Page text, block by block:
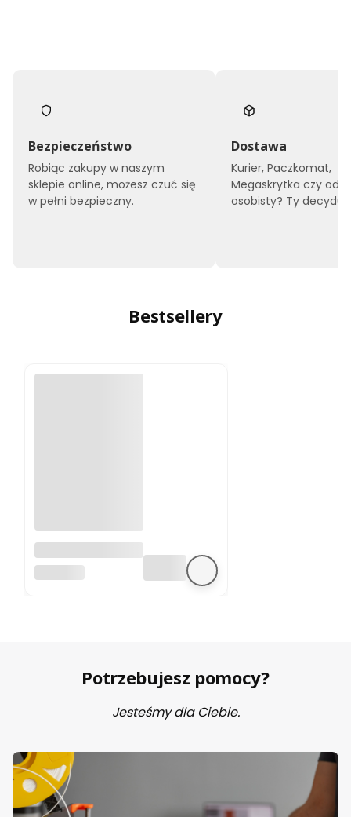
Bezpieczeństwo
Robiąc zakupy w naszym
sklepie online, możesz czuć się
w pełni bezpieczny.
Dostawa
Kurier, Paczkomat,
Megaskrytka czy
osobisty? Ty
Bestsellery
A4988 sterownik
silnika krokowego
Potrzebujesz pomocy?
Jesteśmy dla Ciebie.